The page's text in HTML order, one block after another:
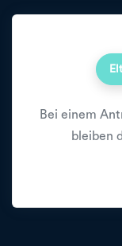
Bei einem
bleiben